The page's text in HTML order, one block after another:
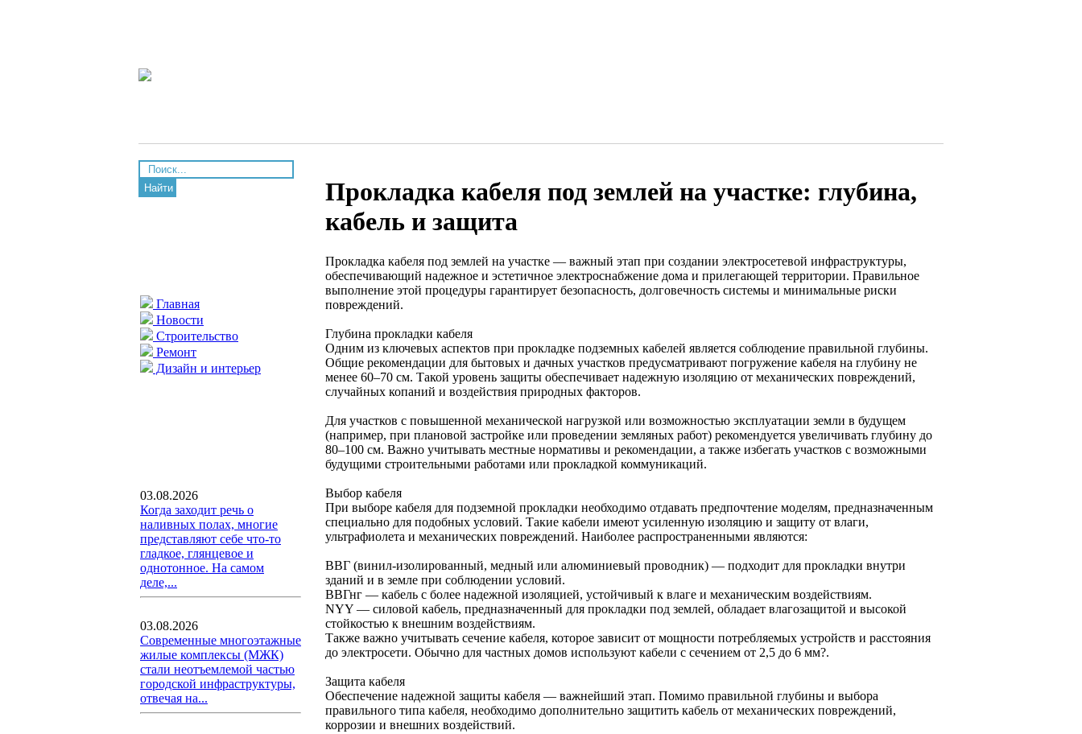
Найти
Главная
Новости
Строительство
Ремонт
Дизайн и интерьер
03.08.2026
Когда заходит речь о
наливных полах, многие
представляют себе что-то
гладкое, глянцевое и
однотонное. На самом
деле,...
03.08.2026
Современные многоэтажные
жилые комплексы (МЖК)
стали неотъемлемой частью
городской инфраструктуры,
отвечая на...
Прокладка кабеля под землей на участке: глубина,
кабель и защита
Прокладка кабеля под землей на участке — важный этап при создании электросетевой инфраструктуры,
обеспечивающий надежное и эстетичное электроснабжение дома и прилегающей территории. Правильное
выполнение этой процедуры гарантирует безопасность, долговечность системы и минимальные риски
повреждений.
Глубина прокладки кабеля
Одним из ключевых аспектов при прокладке подземных кабелей является соблюдение правильной глубины.
Общие рекомендации для бытовых и дачных участков предусматривают погружение кабеля на глубину не
менее 60–70 см. Такой уровень защиты обеспечивает надежную изоляцию от механических повреждений,
случайных копаний и воздействия природных факторов.
Для участков с повышенной механической нагрузкой или возможностью эксплуатации земли в будущем
(например, при плановой застройке или проведении земляных работ) рекомендуется увеличивать глубину до
80–100 см. Важно учитывать местные нормативы и рекомендации, а также избегать участков с возможными
будущими строительными работами или прокладкой коммуникаций.
Выбор кабеля
При выборе кабеля для подземной прокладки необходимо отдавать предпочтение моделям, предназначенным
специально для подобных условий. Такие кабели имеют усиленную изоляцию и защиту от влаги,
ультрафиолета и механических повреждений. Наиболее распространенными являются:
ВВГ (винил-изолированный, медный или алюминиевый проводник) — подходит для прокладки внутри
зданий и в земле при соблюдении условий.
ВВГнг — кабель с более надежной изоляцией, устойчивый к влаге и механическим воздействиям.
NYY — силовой кабель, предназначенный для прокладки под землей, обладает влагозащитой и высокой
стойкостью к внешним воздействиям.
Также важно учитывать сечение кабеля, которое зависит от мощности потребляемых устройств и расстояния
до электросети. Обычно для частных домов используют кабели с сечением от 2,5 до 6 мм?.
Защита кабеля
Обеспечение надежной защиты кабеля — важнейший этап. Помимо правильной глубины и выбора
правильного типа кабеля, необходимо дополнительно защитить кабель от механических повреждений,
коррозии и внешних воздействий.